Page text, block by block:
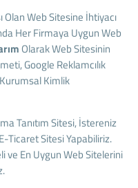
Web Sitesine İhtiyacı
Her Firmaya Uygun Web
Olarak Web Sitesinin
Google Reklamcılık
Kimlik
Tanıtım Sitesi, İstereniz
Ticaret Sitesi Yapabiliriz.
ve En Uygun Web Sitelerini